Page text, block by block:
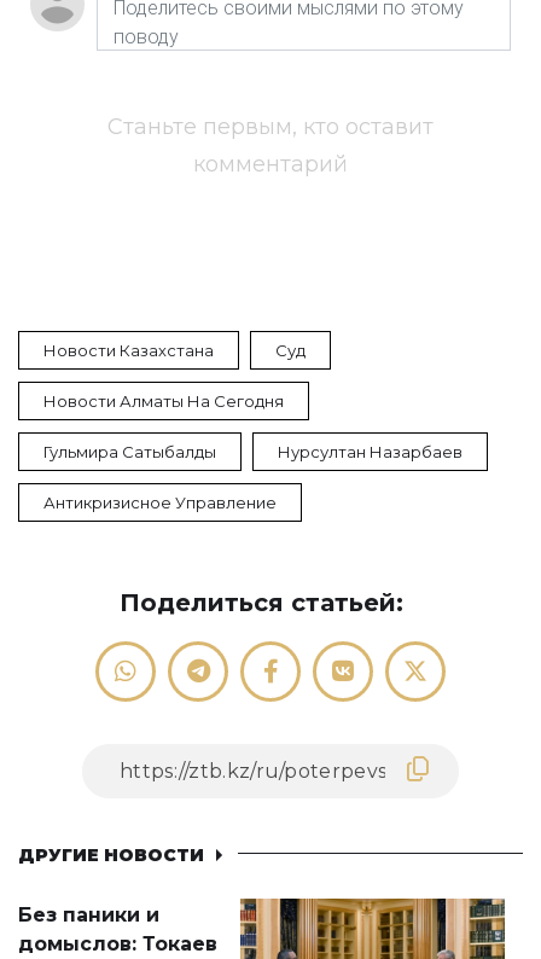
Станьте первым, кто оставит
комментарий
Новости Казахстана Суд
Новости Алматы На Сегодня
Гульмира Сатыбалды Нурсултан Назарбаев
Антикризисное Управление
Поделиться статьей:
ДРУГИЕ НОВОСТИ
Без паники и
домыслов: Токаев